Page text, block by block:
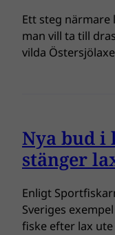
Ett steg
man vill ta till
vilda
Nya bud i
stänger
Enligt
Sveriges
fiske efter lax